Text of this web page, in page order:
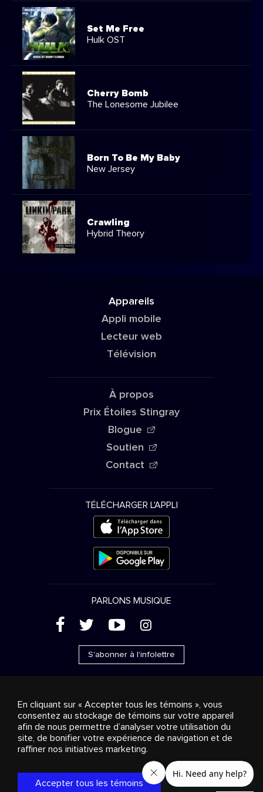
Set Me Free
Hulk OST
Cherry Bomb
The Lonesome Jubilee
Born To Be My Baby
New Jersey
Crawling
Hybrid Theory
Appareils
Appli mobile
Lecteur web
Télévision
À propos
Prix Étoiles Stingray
Blogue
Soutien
Contact
TÉLÉCHARGER L'APPLI
PARLONS MUSIQUE
( ' + &
S'abonner à l'infolettre
Ventes publicitaires
Diffusion & distribution
Consommateurs
Solutions d’affaires Radio
propos
Cookies settings
© 2018-2025 Groupe Stingray Inc. Tous droits réservés.
, VOS AMBIANCES MUSICALES
et les autres
marques et logos reliés sont des marques de commerce du
Groupe Stingray au Canada, aux États-Unis et dans les autres
En cliquant sur « Accepter tous les témoins », vous
consentez au stockage de témoins sur votre appareil
afin de nous permettre d’analyser votre utilisation du
site, de bonifier votre expérience de navigation et de
raffiner nos initiatives marketing.
Accepter tous les témoins